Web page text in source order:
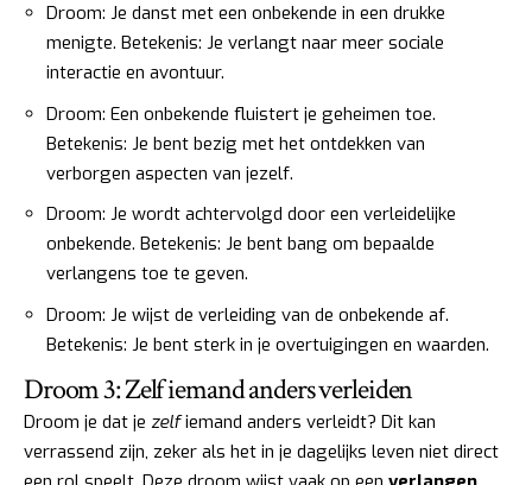
Droom: Je danst met een onbekende in een drukke
menigte. Betekenis: Je verlangt naar meer sociale
interactie en avontuur.
Droom: Een onbekende fluistert je geheimen toe.
Betekenis: Je bent bezig met het ontdekken van
verborgen aspecten van jezelf.
Droom: Je wordt achtervolgd door een verleidelijke
onbekende. Betekenis: Je bent bang om bepaalde
verlangens toe te geven.
Droom: Je wijst de verleiding van de onbekende af.
Betekenis: Je bent sterk in je overtuigingen en waarden.
Droom 3: Zelf iemand anders verleiden
Droom je dat je zelfiemand anders verleidt? Dit kan
verrassend zijn, zeker als het in je dagelijks leven niet direct